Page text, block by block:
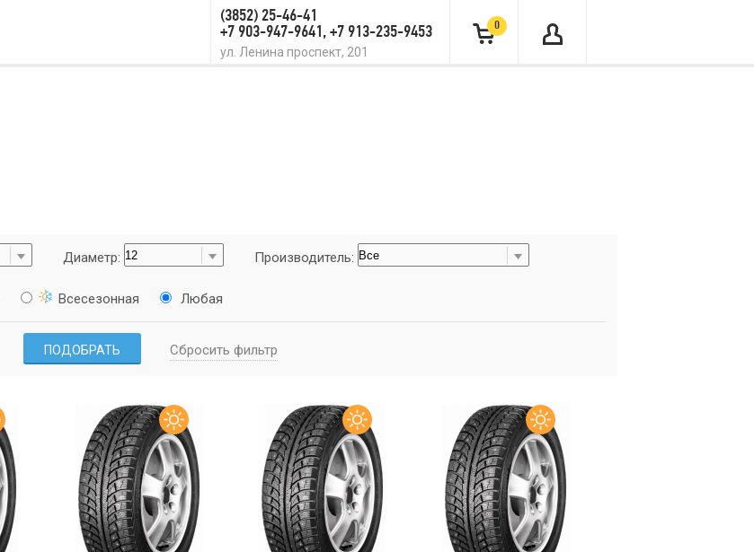
(3852) 25-46-41
+7 903-947-9641, +7 913-235-9453
ул. Ленина проспект, 201
0
Диаметр: Производитель:
Всесезонная Любая
Сбросить фильтр